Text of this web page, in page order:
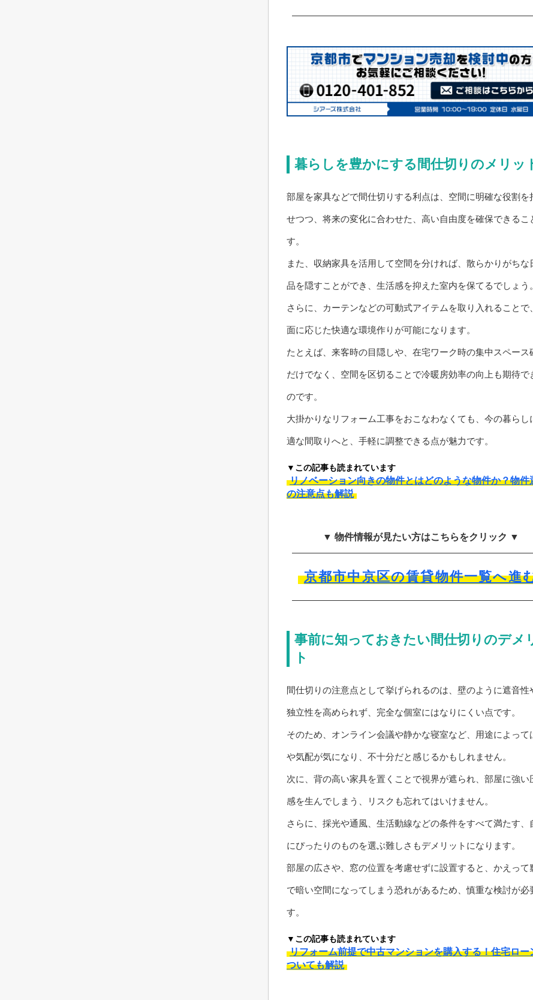
暮らしを豊かにする間仕切りのメリッ
部屋を家具などで間仕切りする利点は、空間に明確な役割を
せつつ、将来の変化に合わせた、高い自由度を確保できるこ
す。
また、収納家具を活用して空間を分ければ、散らかりがちな
品を隠すことができ、生活感を抑えた室内を保てるでしょう。
さらに、カーテンなどの可動式アイテムを取り入れることで
面に応じた快適な環境作りが可能になります。
たとえば、来客時の目隠しや、在宅ワーク時の集中スペース
だけでなく、空間を区切ることで冷暖房効率の向上も期待で
のです。
大掛かりなリフォーム工事をおこなわなくても、今の暮らし
適な間取りへと、手軽に調整できる点が魅力です。
▼この記事も読まれています
リノベーション向きの物件とはどのような物件か？物件
の注意点も解説
▼ 物件情報が見たい方はこちらをクリック ▼
京都市中京区の賃貸物件一覧へ進
事前に知っておきたい間仕切りのデメ
ト
間仕切りの注意点として挙げられるのは、壁のように遮音性
独立性を高められず、完全な個室にはなりにくい点です。
そのため、オンライン会議や静かな寝室など、用途によって
や気配が気になり、不十分だと感じるかもしれません。
次に、背の高い家具を置くことで視界が遮られ、部屋に強い
感を生んでしまう、リスクも忘れてはいけません。
さらに、採光や通風、生活動線などの条件をすべて満たす、
にぴったりのものを選ぶ難しさもデメリットになります。
部屋の広さや、窓の位置を考慮せずに設置すると、かえって
で暗い空間になってしまう恐れがあるため、慎重な検討が必
す。
▼この記事も読まれています
リフォーム前提で中古マンションを購入する！住宅ロー
ついても解説